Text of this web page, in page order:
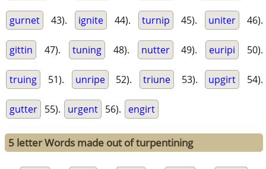
gurnet 43). ignite 44). turnip 45). uniter 46).
gittin 47). tuning 48). nutter 49). euripi 50).
truing 51). unripe 52). triune 53). upgirt 54).
gutter 55). urgent 56). engirt
5 letter Words made out of turpentining